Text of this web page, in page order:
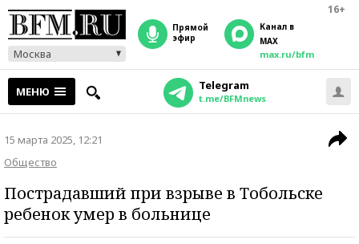
16+
Москва
прямой
эфир
Канал в
MAX
max.ru/bfm
МЕНЮ Telegram
t.me/BFMnews
15 марта 2025, 12:21
Общество
Пострадавший при взрыве в Тобольске
ребенок умер в больнице